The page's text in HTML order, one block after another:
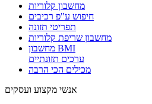
מחשבון קלוריות
חיפוש ע"פ רכיבים
תפריטי תזונה
מחשבון שריפת קלוריות
מחשבון BMI
ערכים תזונתיים
מכילים הכי הרבה
אנשי מקצוע ועסקים